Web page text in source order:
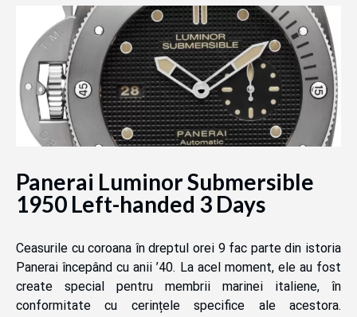
Panerai Luminor Submersible
1950 Left-handed 3 Days
Ceasurile cu coroana în dreptul orei 9 fac parte din istoria
Panerai începând cu anii ’40. La acel moment, ele au fost
create special pentru membrii marinei italiene, în
conformitate cu cerințele specifice ale acestora.